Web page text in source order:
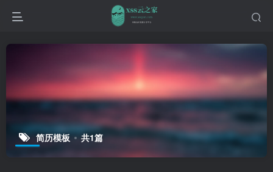
简历模板 共1篇